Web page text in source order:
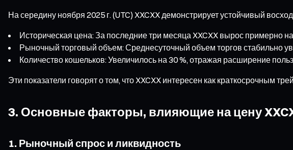
На середину ноября 2025 г. (UTC) XXCXX демонстрирует устойчивый
Историческая цена: За последние три месяца XXCXX вырос примерно
Рыночный торговый объем: Среднесуточный объем торгов стабильно
Количество кошельков: Увеличилось на 30 %, отражая расширение
Эти показатели говорят о том, что XXCXX интересен как краткосрочным
3. Основные факторы, влияющие на цену
1. Рыночный спрос и ликвидность